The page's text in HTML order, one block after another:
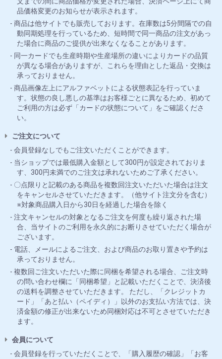
品価格変更のお知らせが表示されます。
商品は他サイトでも販売しております。在庫数は5分間隔での自
動同期処理を行っているため、短時間で同一商品の注文があっ
た場合に商品のご提供が出来なくなることがあります。
同一カードでも生産時期や生産場所の違いによりカードの品質
が異なる場合がありますが、これらを理由とした返品・交換は
承っておりません。
商品画像左上にアルファベットによる状態表記を行っていま
す。状態の良し悪しの基準はお客様ごとに異なるため、初めて
ご利用の方は必ず「カードの状態について」をご確認くださ
い。
ご注文について
会員登録なしでもご注文いただくことができます。
当ショップでは最低購入金額として300円が設定されておりま
す、300円未満でのご注文は承れないためご了承ください。
〇点限りと記載のある商品を複数回注文いただいた場合は注文
をキャンセルさせていただきます。（他サイト注文分を含む）
※対象商品購入日から30日を経過した場合を除く
注文キャンセルの対象となるご注文を何度も繰り返された場
合、当サイトのご利用を永久的にお断りさせていただく場合が
ございます。
電話、メールによるご注文、および商品のお取り置きや予約は
承っておりません。
複数回ご注文いただいた際に同梱を希望される場合、ご注文時
の問い合わせ欄に「同梱希望」と記載いただくことで、決済後
の送料を調整させていただきます。 ただし、「クレジットカ
ード」「あと払い（ペイディ）」以外のお支払い方法では、決
済金額の修正が出来ないため同梱対応は不可とさせていただき
ます。
会員について
会員登録を行っていただくことで、「購入履歴の確認」「お客